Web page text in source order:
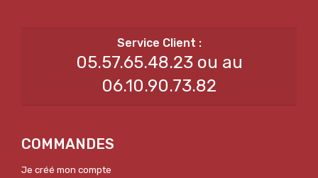
05.57.65.48.23 ou au
06.10.90.73.82
COMMANDES
Je créé mon compte